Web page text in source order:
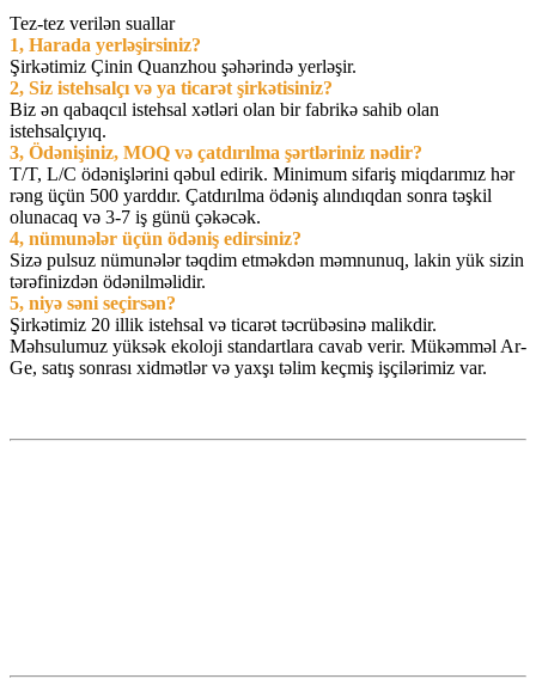
Tez-tez verilən suallar
1, Harada yerləşirsiniz?
Şirkətimiz Çinin Quanzhou şəhərində yerləşir.
2, Siz istehsalçı və ya ticarət şirkətisiniz?
Biz ən qabaqcıl istehsal xətləri olan bir fabrikə sahib olan
istehsalçıyıq.
3, Ödənişiniz, MOQ və çatdırılma şərtləriniz nədir?
T/T, L/C ödənişlərini qəbul edirik. Minimum sifariş miqdarımız hər
rəng üçün 500 yarddır. Çatdırılma ödəniş alındıqdan sonra təşkil
olunacaq və 3-7 iş günü çəkəcək.
4, nümunələr üçün ödəniş edirsiniz?
Sizə pulsuz nümunələr təqdim etməkdən məmnunuq, lakin yük sizin
tərəfinizdən ödənilməlidir.
5, niyə səni seçirsən?
Şirkətimiz 20 illik istehsal və ticarət təcrübəsinə malikdir.
Məhsulumuz yüksək ekoloji standartlara cavab verir. Mükəmməl Ar-
Ge, satış sonrası xidmətlər və yaxşı təlim keçmiş işçilərimiz var.